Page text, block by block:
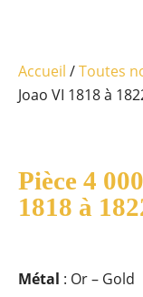
Accueil /Toutes
Joao VI 1818 à
Pièce 4
1818 à
Métal : Or – Gold